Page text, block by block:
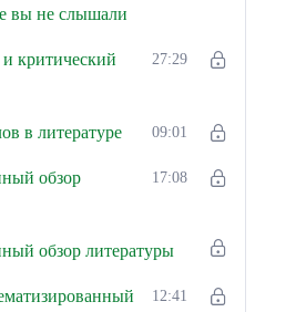
вы не слышали
критический
27:29
в литературе 09:01
обзор
17:08
обзор литературы
12:41